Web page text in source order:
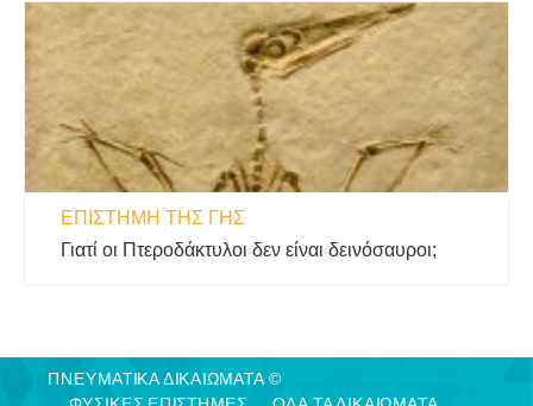
ΕΠΙΣΤΉΜΗ ΤΗΣ ΓΗΣ
Γιατί οι Πτεροδάκτυλοι δεν είναι δεινόσαυροι;
ΠΝΕΥΜΑΤΙΚΑ ΔΙΚΑΙΩΜΑΤΑ ©